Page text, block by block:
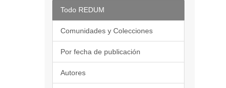
Todo REDUM
Comunidades y Colecciones
Por fecha de publicación
Autores